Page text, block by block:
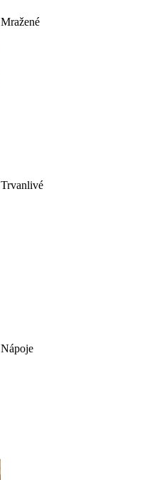
Mražené
Trvanlivé
Nápoje